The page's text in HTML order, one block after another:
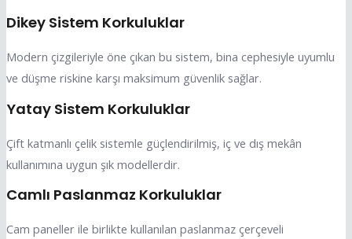
Dikey Sistem Korkuluklar
Modern çizgileriyle öne çıkan bu sistem, bina cephesiyle uyumlu
ve düşme riskine karşı maksimum güvenlik sağlar.
Yatay Sistem Korkuluklar
Çift katmanlı çelik sistemle güçlendirilmiş, iç ve dış mekân
kullanımına uygun şık modellerdir.
Camlı Paslanmaz Korkuluklar
Cam paneller ile birlikte kullanılan paslanmaz çerçeveli